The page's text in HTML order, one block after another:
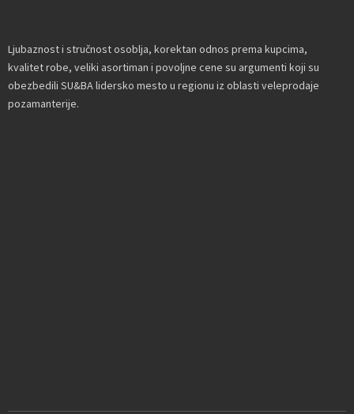
Ljubaznost i stručnost osoblja, korektan odnos prema kupcima,
kvalitet robe, veliki asortiman i povoljne cene su argumenti koji su
obezbedili SU&BA lidersko mesto u regionu iz oblasti veleprodaje
pozamanterije.